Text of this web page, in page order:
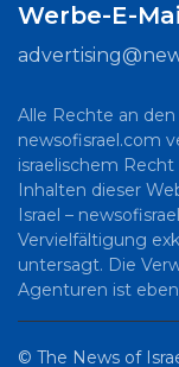
Werbe-E-
Alle Rechte an
newsofisrael.com
israelischem
Inhalten dieser
Israel –
Vervielfältigung
untersagt. Die
Agenturen ist
© The News of